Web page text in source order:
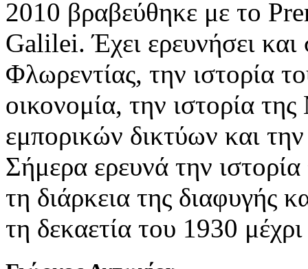
2010 βραβεύθηκε με το
Galilei. Έχει ερευνήσει και
Φλωρεντίας, την ιστορία
οικονομία, την ιστορία
εμπορικών δικτύων και την
Σήμερα ερευνά την
τη διάρκεια της διαφυγής
τη δεκαετία του 1930